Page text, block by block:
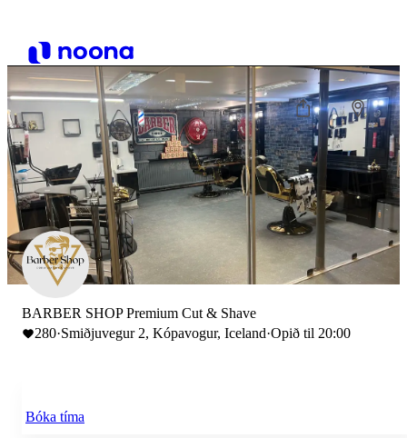
BARBER SHOP Premium Cut & Shave
280·Smiðjuvegur 2, Kópavogur, Iceland·Opið til 20:00
Bóka tíma